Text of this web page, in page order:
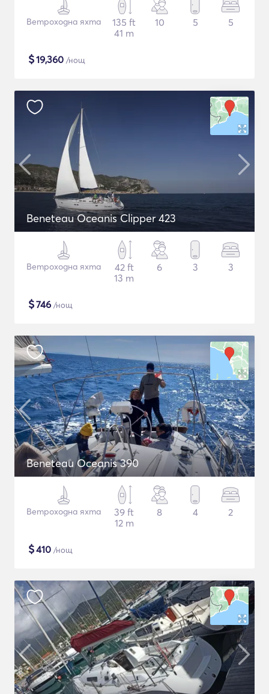
Ветроходна яхта
135 ft
41 m
10 5 5
$19,360 /нощ
Beneteau Oceanis Clipper 423
Ветроходна яхта
42 ft
13 m
6 3 3
$746 /нощ
Beneteau Oceanis 390
Ветроходна яхта
39 ft
12 m
8 4 2
$410 /нощ